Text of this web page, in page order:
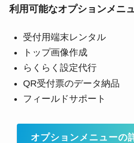
利用可能なオプションメニ
受付用端末レンタル
トップ画像作成
らくらく設定代行
QR受付票のデータ納品
フィールドサポート
オプションメニューの